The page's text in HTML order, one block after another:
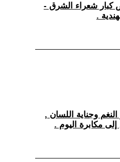
كبار شعراء الشرق -
.
وجناية اللسان ,
مكابرة اليوم .